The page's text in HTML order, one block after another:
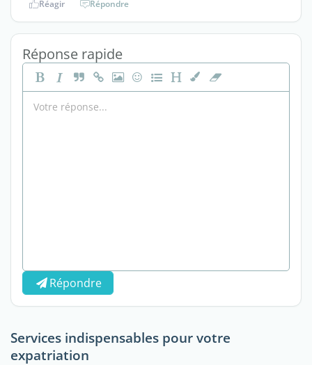
Réagir Répondre
Réponse rapide
Répondre
Services indispensables pour votre
expatriation